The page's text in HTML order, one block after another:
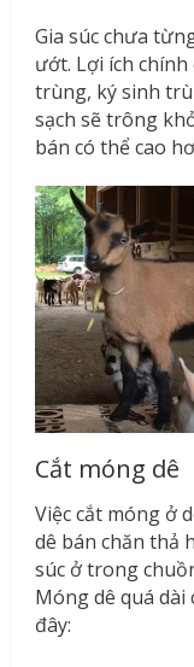
Gia súc chưa
ướt. Lợi ích chính
trùng, ký sinh
sạch sẽ trông
bán có thể cao
Cắt móng dê
Việc cắt móng ở
dê bán chăn thả
súc ở trong
Móng dê quá
đây: